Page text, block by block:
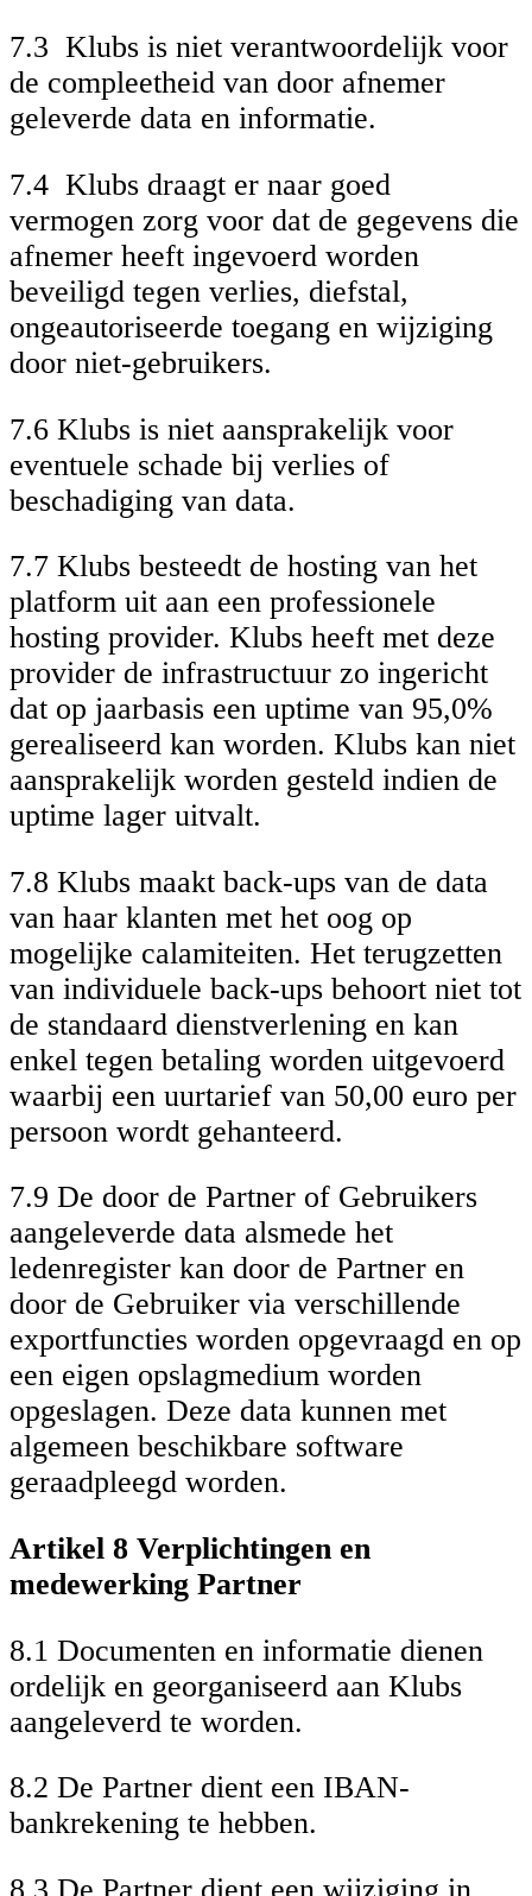
7.3 Klubs is niet verantwoordelijk voor
de compleetheid van door afnemer
geleverde data en informatie.
7.4 Klubs draagt er naar goed
vermogen zorg voor dat de gegevens die
afnemer heeft ingevoerd worden
beveiligd tegen verlies, diefstal,
ongeautoriseerde toegang en wijziging
door niet-gebruikers.
7.6 Klubs is niet aansprakelijk voor
eventuele schade bij verlies of
beschadiging van data.
7.7 Klubs besteedt de hosting van het
platform uit aan een professionele
hosting provider. Klubs heeft met deze
provider de infrastructuur zo ingericht
dat op jaarbasis een uptime van 95,0%
gerealiseerd kan worden. Klubs kan niet
aansprakelijk worden gesteld indien de
uptime lager uitvalt.
7.8 Klubs maakt back-ups van de data
van haar klanten met het oog op
mogelijke calamiteiten. Het terugzetten
van individuele back-ups behoort niet tot
de standaard dienstverlening en kan
enkel tegen betaling worden uitgevoerd
waarbij een uurtarief van 50,00 euro per
persoon wordt gehanteerd.
7.9 De door de Partner of Gebruikers
aangeleverde data alsmede het
ledenregister kan door de Partner en
door de Gebruiker via verschillende
exportfuncties worden opgevraagd en op
een eigen opslagmedium worden
opgeslagen. Deze data kunnen met
algemeen beschikbare software
geraadpleegd worden.
Artikel 8 Verplichtingen en
medewerking Partner
8.1 Documenten en informatie dienen
ordelijk en georganiseerd aan Klubs
aangeleverd te worden.
8.2 De Partner dient een IBAN-
bankrekening te hebben.